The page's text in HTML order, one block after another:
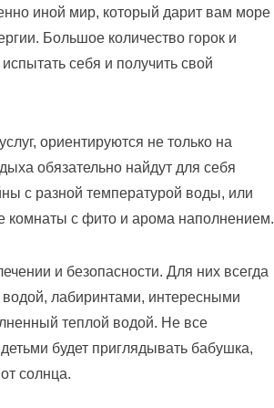
иной мир, который дарит вам море
Большое количество горок и
себя и получить свой
ориентируются не только на
обязательно найдут для себя
с разной температурой воды, или
комнаты с фито и арома наполнением.
и безопасности. Для них всегда
лабиринтами, интересными
теплой водой. Не все
будет приглядывать бабушка,
солнца.